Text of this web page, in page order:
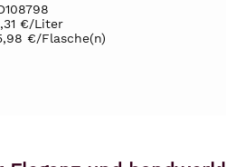
€/Liter
€/Flasche(n)